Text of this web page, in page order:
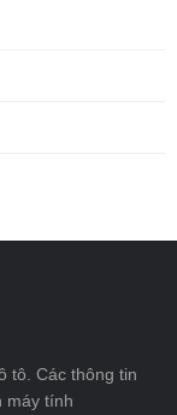
tô. Các thông tin
máy tính